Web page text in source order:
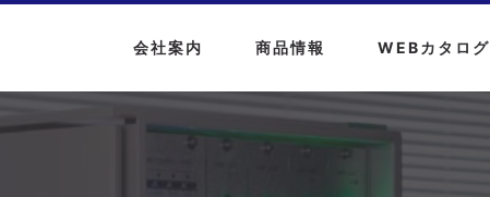
会社案内 商品情報 WEBカタログ